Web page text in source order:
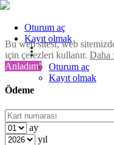
Bu web sitesi, web
için çerezleri kullanır. Daha
Anladım!
Ödeme
ay
yıl
Oturum aç
Kayıt olmak
Oturum aç
Kayıt olmak